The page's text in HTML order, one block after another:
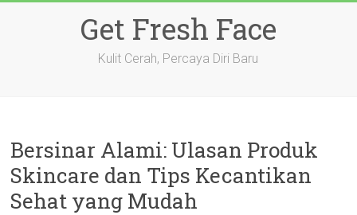
Get Fresh Face
Kulit Cerah, Percaya Diri Baru
Bersinar Alami: Ulasan Produk
Skincare dan Tips Kecantikan
Sehat yang Mudah